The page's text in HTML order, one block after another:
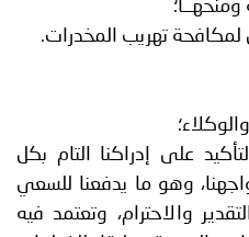
لمكافحة تهريب المخدرات.
على إدراكنا التام بكل
وهو ما يدفعنا للسعي
والاحترام، وتعتمد فيه